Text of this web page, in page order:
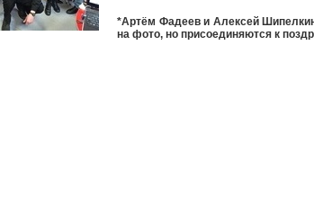
*Артём Фадеев и Алексей
на фото, но присоединяются к